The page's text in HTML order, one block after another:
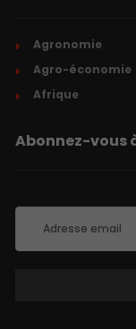
Agronomie
Agro-économie
Afrique
Abonnez-vous